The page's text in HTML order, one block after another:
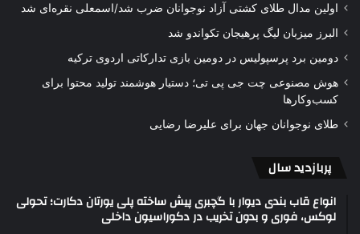
اولین مدال طلای کشتی آزاد نوجوانان ضرب شد/اسمعلی نقره‌ای شد
البرز میزبان لیگ پرهیجان تکواندو شد
دومین برد پرسپولیس در دومین بازی تدارکاتی اردوی ترکیه
هوش مصنوعی چت جی پی تی؛ دستیار هوشمند تولید محتوا برای
کسب‌وکارها
طلای نوجوانان جهان برای علیرضا رضایی
پربازدید سال
انواع قاب بندی دیوار با گچبری پیش ساخته پلی یورتان دکارت؛ تحولی
لوکس، فوری و بدون تخریب در دکوراسیون داخلی